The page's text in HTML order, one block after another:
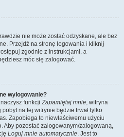
nie może zostać odzyskane, ale bez
Przejdź na stronę logowania i kliknij
zgodnie z instrukcjami, a
móc się zalogować.
wylogowanie?
funkcjiZapamiętaj mnie, witryna
na tej witrynie będzie trwał tylko
Zapobiega to niewłaściwemu użyciu
Aby pozostać zalogowanym/zalogowaną,
Loguj mnie automatycznie. Jest to